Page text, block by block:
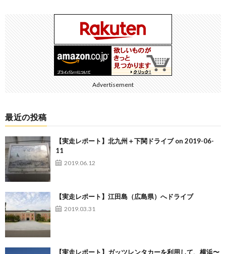
Advertisement
最近の投稿
【実走レポート】北九州＋下関ドライブ on 2019-06-
11
2019.06.12
【実走レポート】江田島（広島県）へドライブ
2019.03.31
【実走レポート】ガッツレンタカーを利用して、横浜〜